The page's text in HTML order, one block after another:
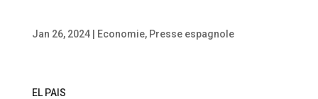
Jan 26, 2024| Economie, Presse espagnole
EL PAIS